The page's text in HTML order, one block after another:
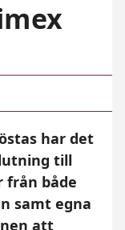
har det
till
från både
samt egna
att